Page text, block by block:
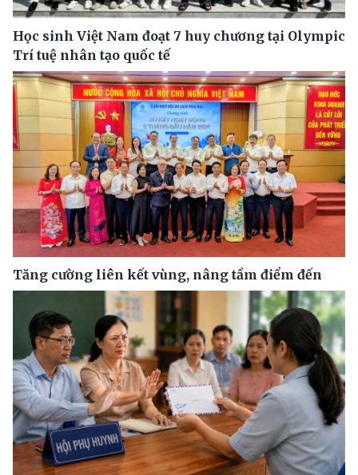
Học sinh Việt Nam đoạt 7 huy chương tại Olympic
Trí tuệ nhân tạo quốc tế
Tăng cường liên kết vùng, nâng tầm điểm đến